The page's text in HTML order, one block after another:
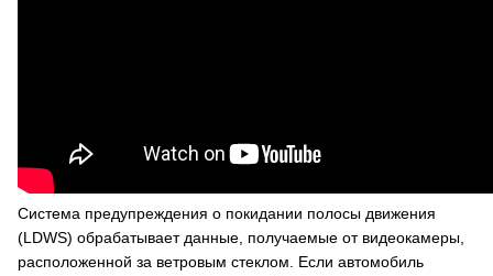
Система предупреждения о покидании полосы движения
(LDWS) обрабатывает данные, получаемые от видеокамеры,
расположенной за ветровым стеклом. Если автомобиль